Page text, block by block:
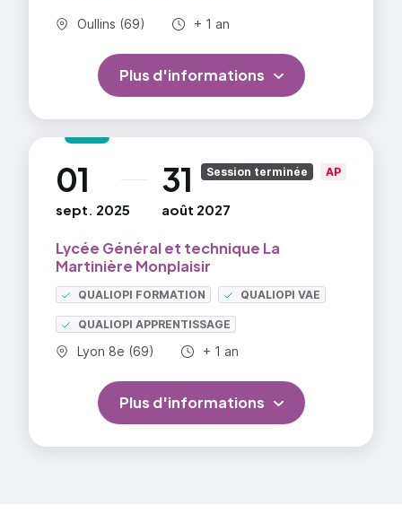
fournisseurs et/ou fabricants d'équipements,
collectivités territoriales, sociétés productrices
Ex-BTS Fluides, énergie, environnement
Commune :
Oullins (69) Durée totale :
+ 1 an
Plus d'informations
01
sept. 2025
au 31
août 2027
Lycée Général et technique La
Martinière Monplaisir
QUALIOPI FORMATION QUALIOPI VAE
QUALIOPI APPRENTISSAGE
Commune :
Lyon 8e (69) Durée totale :
+ 1 an
Session terminée AP
Plus d'informations